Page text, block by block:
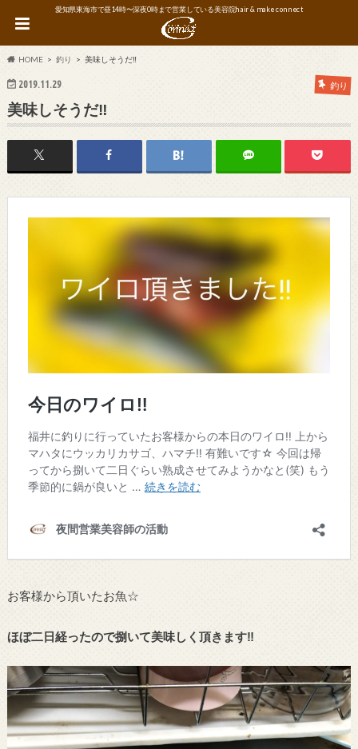
愛知県東海市で昼14時〜深夜0時まで営業している美容院hair & make connect
HOME 釣り 美味しそうだ‼︎
2019.11.29 釣り
美味しそうだ‼︎
お客様から頂いたお魚☆
ほぼ二日経ったので捌いて美味しく頂きます‼︎